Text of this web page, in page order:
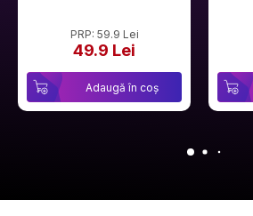
PRP: 59.9 Lei
49.9 Lei
Adaugă în coș